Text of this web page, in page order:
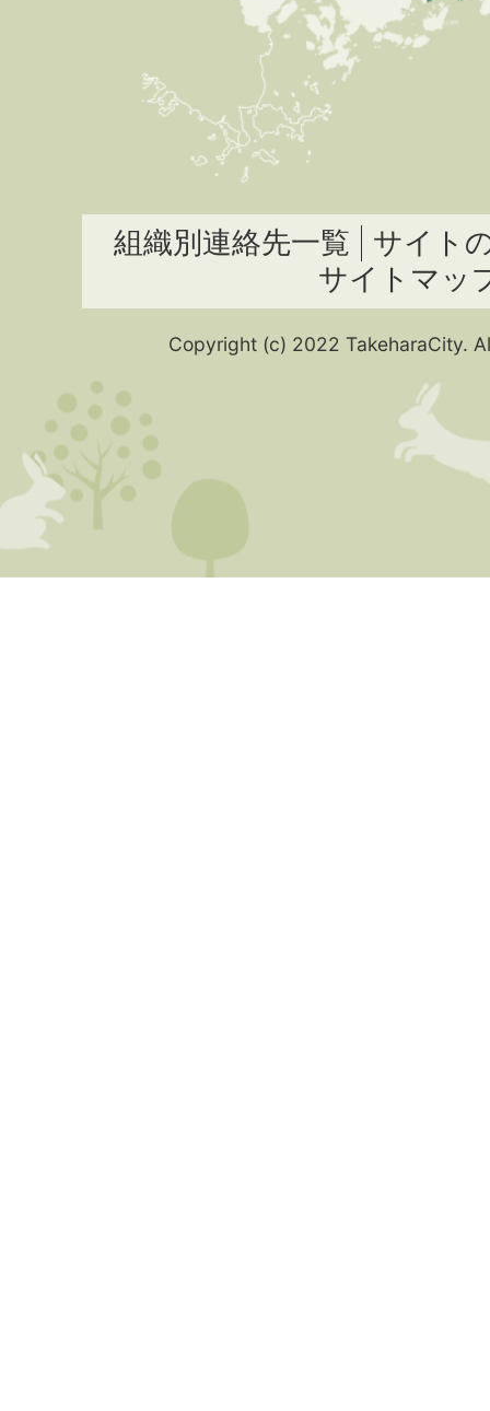
組織別連絡先一覧
サイト
サイトマッ
Copyright (c) 2022 TakeharaCity.